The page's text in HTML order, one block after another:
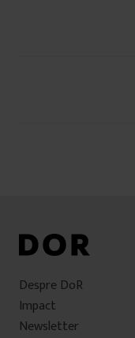
Despre DoR
Impact
Newsletter